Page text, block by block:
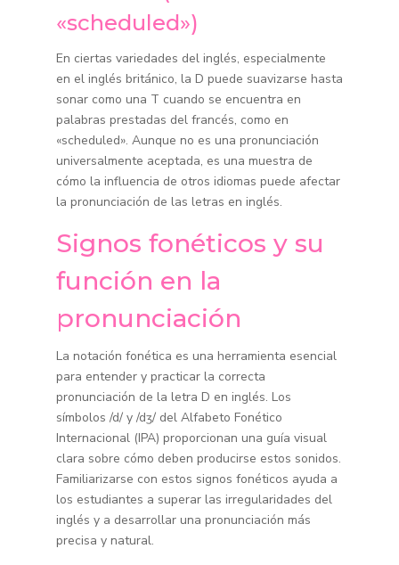
«scheduled»)
En ciertas variedades del inglés, especialmente
en el inglés británico, la D puede suavizarse hasta
sonar como una T cuando se encuentra en
palabras prestadas del francés, como en
«scheduled». Aunque no es una pronunciación
universalmente aceptada, es una muestra de
cómo la influencia de otros idiomas puede afectar
la pronunciación de las letras en inglés.
Signos fonéticos y su
función en la
pronunciación
La notación fonética es una herramienta esencial
para entender y practicar la correcta
pronunciación de la letra D en inglés. Los
símbolos /d/ y /dʒ/ del Alfabeto Fonético
Internacional (IPA) proporcionan una guía visual
clara sobre cómo deben producirse estos sonidos.
Familiarizarse con estos signos fonéticos ayuda a
los estudiantes a superar las irregularidades del
inglés y a desarrollar una pronunciación más
precisa y natural.